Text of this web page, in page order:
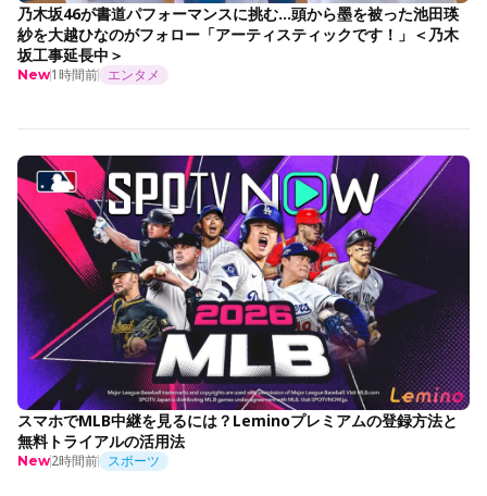
乃木坂46が書道パフォーマンスに挑む…頭から墨を被った池田瑛
紗を大越ひなのがフォロー「アーティスティックです！」＜乃木
坂工事延長中＞
New1時間前 エンタメ
スマホでMLB中継を見るには？Leminoプレミアムの登録方法と
無料トライアルの活用法
New2時間前 スポーツ